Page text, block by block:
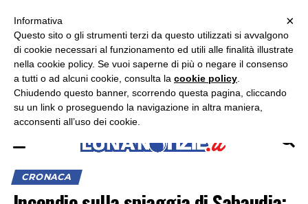
ASCOLTA RADIO LUNA
CRONACA
×
×
Informativa
Questo sito o gli strumenti terzi da questo utilizzati si avvalgono
di cookie necessari al funzionamento ed utili alle finalità illustrate
nella cookie policy. Se vuoi saperne di più o negare il consenso
a tutti o ad alcuni cookie, consulta la cookie policy
Chiudendo questo banner, scorrendo questa pagina, cliccando
su un link o proseguendo la navigazione in altra maniera,
acconsenti all’uso dei cookie.